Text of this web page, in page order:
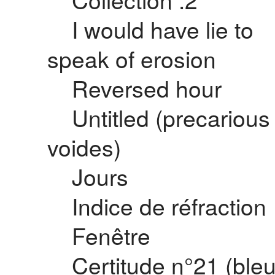
I would have lie to
speak of erosion
Reversed hour
Untitled (precarious
voides)
Jours
Indice de réfraction
Fenêtre
Certitude n°21